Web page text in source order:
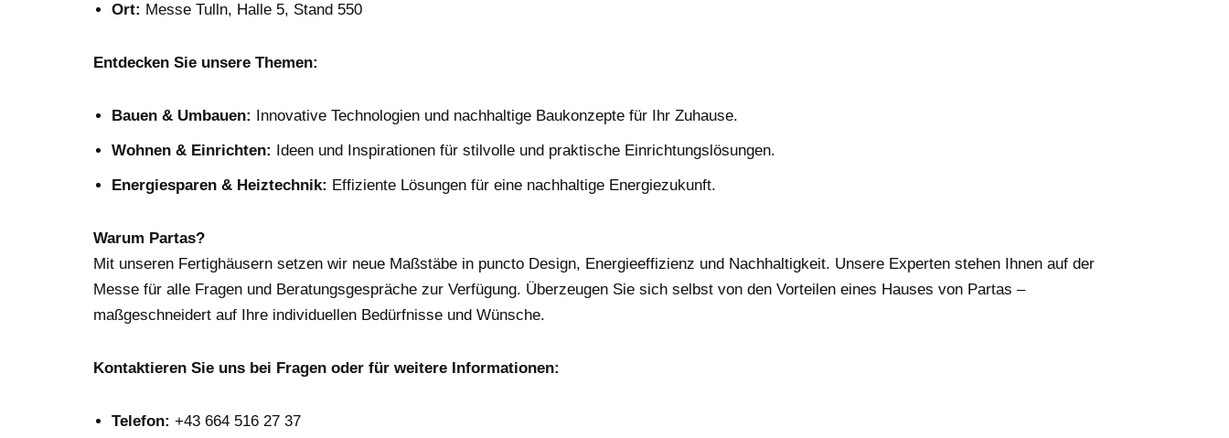
Ort: Messe Tulln, Halle 5, Stand 550
Entdecken Sie unsere Themen:
Bauen & Umbauen: Innovative Technologien und nachhaltige Baukonzepte für Ihr Zuhause.
Wohnen & Einrichten: Ideen und Inspirationen für stilvolle und praktische Einrichtungslösungen.
Energiesparen & Heiztechnik: Effiziente Lösungen für eine nachhaltige Energiezukunft.
Warum Partas?
Mit unseren Fertighäusern setzen wir neue Maßstäbe in puncto Design, Energieeffizienz und Nachhaltigkeit. Unsere Experten stehen Ihnen auf der
Messe für alle Fragen und Beratungsgespräche zur Verfügung. Überzeugen Sie sich selbst von den Vorteilen eines Hauses von Partas –
maßgeschneidert auf Ihre individuellen Bedürfnisse und Wünsche.
Kontaktieren Sie uns bei Fragen oder für weitere Informationen:
Telefon: +43 664 516 27 37